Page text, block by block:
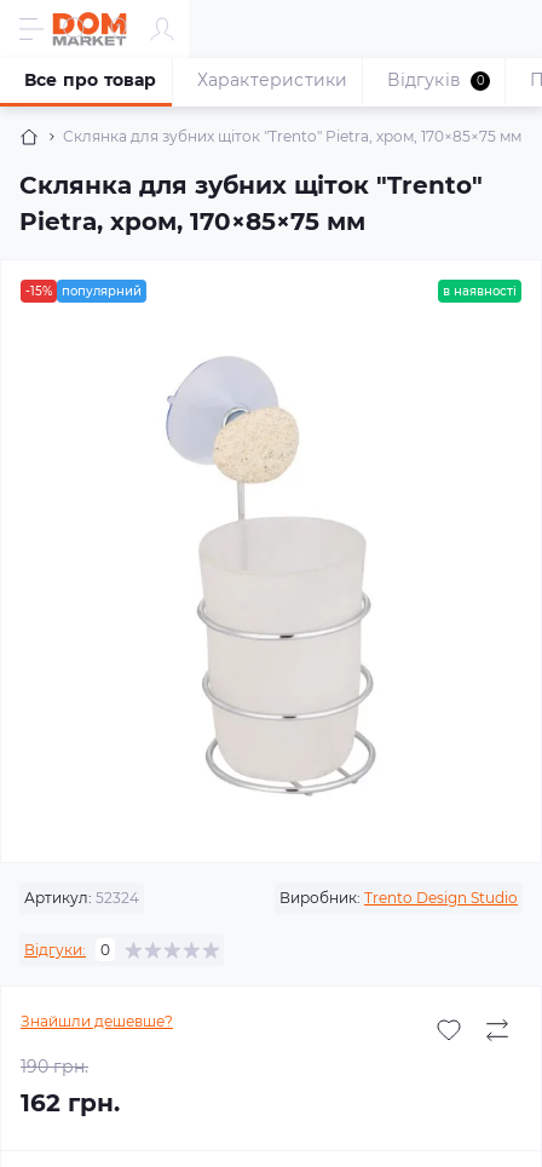
Склянка для зубних щіток "Trento" Pietra, хром, 170×85×75 мм
Склянка для зубних щіток "Trento"
Pietra, хром, 170×85×75 мм
Все про товар Характеристики Відгуків 0
-15% популярний в наявності
Артикул: 52324 Виробник: Trento Design Studio
Відгуки: 0
Знайшли дешевше?
190 грн.
162 грн.